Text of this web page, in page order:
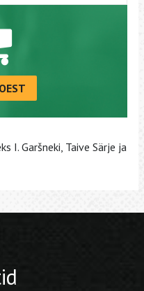
I. Garšneki, Taive Särje ja